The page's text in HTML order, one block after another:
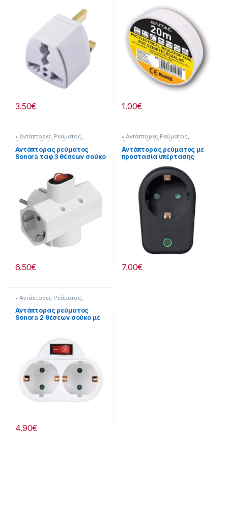
3.50€ 1.00€
• Αντάπτορες Ρεύματος,
Sonora Πολύπριζα &
Αντάπτορες
Αντάπτορας ρεύματος
Sonora ταφ 3 θέσεων σούκο
6.50€
• Αντάπτορες Ρεύματος,
Sonora Πολύπριζα &
Αντάπτορες
Αντάπτορας ρεύματος με
προστασία υπέρτασης
7.00€
• Αντάπτορες Ρεύματος
Πολύπριζα &
Αντάπτορες
Αντάπτορας ρεύματος
Sonora 2 θέσεων σούκο με
4.90€